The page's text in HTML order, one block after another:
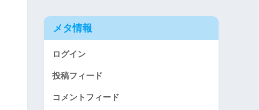
メタ情報
ログイン
投稿フィード
コメントフィード